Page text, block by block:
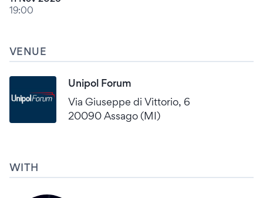
19:00
VENUE
Unipol Forum
Via Giuseppe di Vittorio, 6
20090 Assago (MI)
WITH